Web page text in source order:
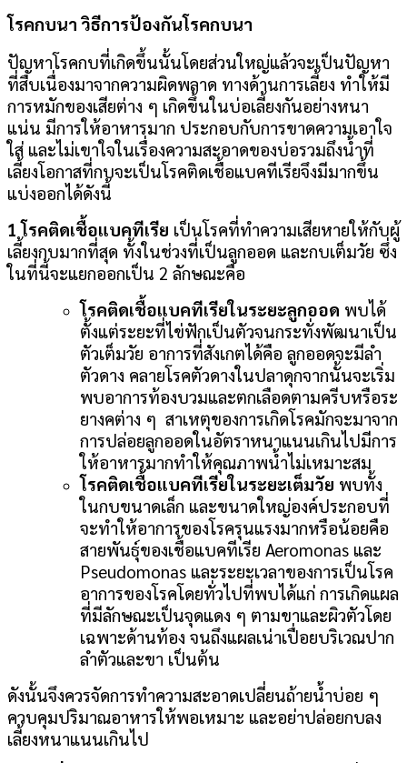
โรคกบนา วิธีการป้องกันโรคกบนา
ปัญหาโรคกบที่เกิดขึ้นนั้นโดยส่วนใหญ่แล้วจะเป็นปัญหา
ที่สืบเนื่องมาจากความผิดพลาด ทางด้านการเลี้ยง ทำให้มี
การหมักของเสียต่าง ๆ เกิดขึ้นในบ่อเลี้ยงกันอย่างหนา
แน่น มีการให้อาหารมาก ประกอบกับการขาดความเอาใจ
ใส่ และไม่เขาใจในเรื่องความสะอาดของบ่อรวมถึงน้ำที่
เลี้ยงโอกาสที่กบจะเป็นโรคติดเชื้อแบคทีเรียจึงมีมากขึ้น
แบ่งออกได้ดังนี้
1 โรคติดเชื้อแบคทีเรีย เป็นโรคที่ทำความเสียหายให้กับผู้
เลี้ยงกบมากที่สุด ทั้งในช่วงที่เป็นลูกออด และกบเต็มวัย ซึ่ง
ในที่นี้จะแยกออกเป็น 2 ลักษณะคือ
โรคติดเชื้อแบคทีเรียในระยะลูกออด พบได้
ตั้งแต่ระยะที่ไข่ฟักเป็นตัวจนกระทั่งพัฒนาเป็น
ตัวเต็มวัย อาการที่สังเกตได้คือ ลูกออดจะมีลำ
ตัวดาง คลายโรคตัวดางในปลาดุกจากนั้นจะเริ่ม
พบอาการท้องบวมและตกเลือดตามครีบหรือระ
ยางคต่าง ๆ สาเหตุของการเกิดโรคมักจะมาจาก
การปล่อยลูกออดในอัตราหนาแนนเกินไปมีการ
ให้อาหารมากทำให้คุณภาพน้ำไม่เหมาะสม
โรคติดเชื้อแบคทีเรียในระยะเต็มวัย พบทั้ง
ในกบขนาดเล็ก และขนาดใหญ่องค์ประกอบที่
จะทำให้อาการของโรครุนแรงมากหรือน้อยคือ
สายพันธุ์ของเชื้อแบคทีเรีย Aeromonas และ
Pseudomonas และระยะเวลาของการเป็นโรค
อาการของโรคโดยทั่วไปที่พบได้แก่ การเกิดแผล
ที่มีลักษณะเป็นจุดแดง ๆ ตามขาและผิวตัวโดย
เฉพาะด้านท้อง จนถึงแผลเน่าเปื่อยบริเวณปาก
ลำตัวและขา เป็นต้น
ดังนั้นจึงควรจัดการทำความสะอาดเปลี่ยนถ้ายน้ำบ่อย ๆ
ควบคุมปริมาณอาหารให้พอเหมาะ และอย่าปล่อยกบลง
เลี้ยงหนาแนนเกินไป